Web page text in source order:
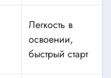
Легкость в
освоении,
быстрый старт